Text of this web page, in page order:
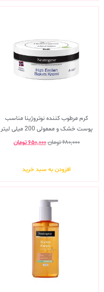
کرم مرطوب کننده نوتروژینا مناسب
پوست خشک و معمولی 200 میلی لیتر
۶۸۰,۰۰۰تومان۶۵۰,۰۰۰ تومان
افزودن به سبد خرید